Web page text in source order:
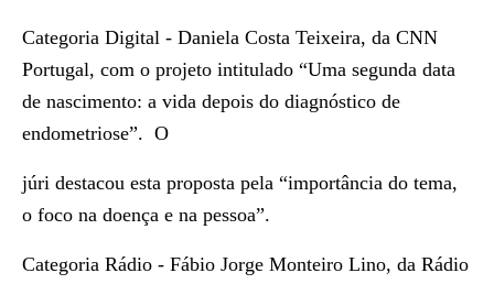
Categoria Digital - Daniela Costa Teixeira, da CNN
Portugal, com o projeto intitulado “Uma segunda data
de nascimento: a vida depois do diagnóstico de
endometriose”. O
júri destacou esta proposta pela “importância do tema,
o foco na doença e na pessoa”.
Categoria Rádio - Fábio Jorge Monteiro Lino, da Rádio